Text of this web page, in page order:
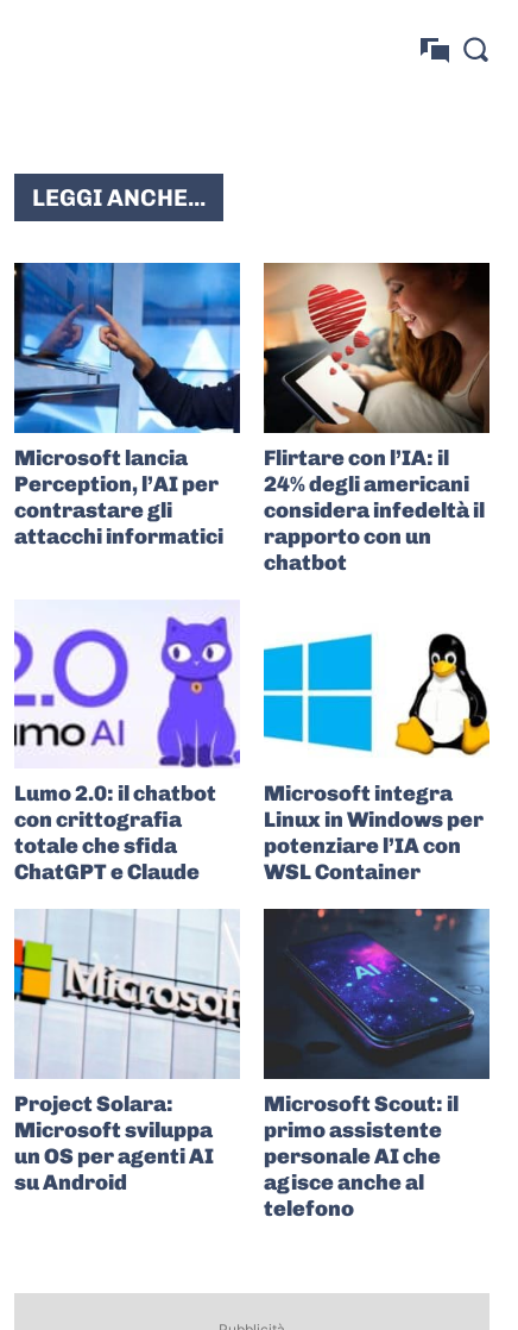
LEGGI ANCHE...
Microsoft lancia
Perception, l’AI per
contrastare gli
attacchi informatici
Flirtare con l’IA: il
24% degli americani
considera infedeltà il
rapporto con un
chatbot
Lumo 2.0: il chatbot
con crittografia
totale che sfida
ChatGPT e Claude
Microsoft integra
Linux in Windows per
potenziare l’IA con
WSL Container
Project Solara:
Microsoft sviluppa
un OS per agenti AI
su Android
Microsoft Scout: il
primo assistente
personale AI che
agisce anche al
telefono